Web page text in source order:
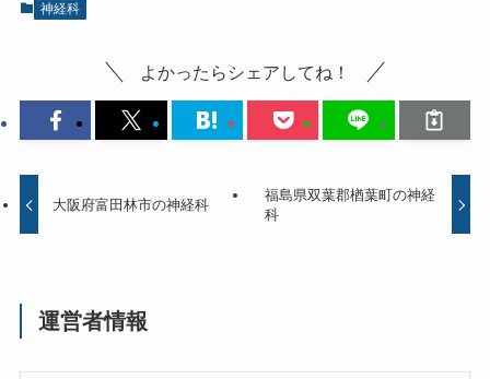
神経科
よかったらシェアしてね！
大阪府富田林市の神経科
福島県双葉郡楢葉町の神経
科
運営者情報